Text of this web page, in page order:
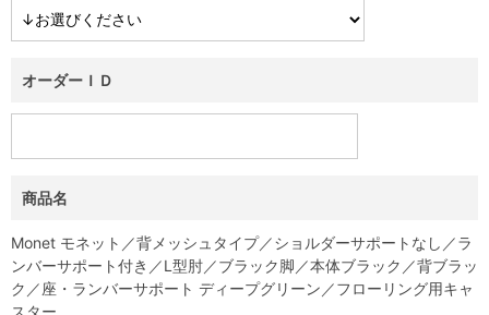
オーダーＩＤ
商品名
Monet モネット／背メッシュタイプ／ショルダーサポートなし／ラ
ンバーサポート付き／L型肘／ブラック脚／本体ブラック／背ブラッ
ク／座・ランバーサポート ディープグリーン／フローリング用キャ